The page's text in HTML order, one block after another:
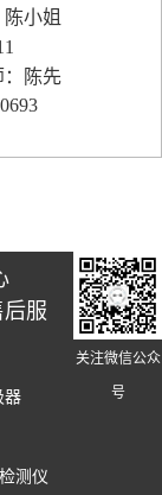
小姐
陈先
后服
器
测仪
关注微信公众
号